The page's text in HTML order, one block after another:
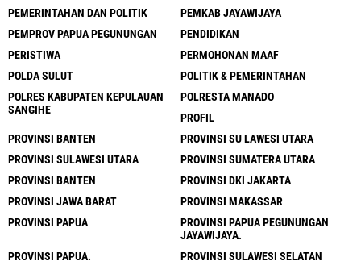
PEMERINTAHAN DAN POLITIK
PEMKAB JAYAWIJAYA
PEMPROV PAPUA PEGUNUNGAN
PENDIDIKAN
PERISTIWA
PERMOHONAN MAAF
POLDA SULUT
POLITIK & PEMERINTAHAN
POLRES KABUPATEN KEPULAUAN
SANGIHE
POLRESTA MANADO
PROFIL
PROVINSI BANTEN
PROVINSI SU LAWESI UTARA
PROVINSI SULAWESI UTARA
PROVINSI SUMATERA UTARA
PROVINSI BANTEN
PROVINSI DKI JAKARTA
PROVINSI JAWA BARAT
PROVINSI MAKASSAR
PROVINSI PAPUA
PROVINSI PAPUA PEGUNUNGAN
JAYAWIJAYA.
PROVINSI PAPUA.
PROVINSI SULAWESI SELATAN